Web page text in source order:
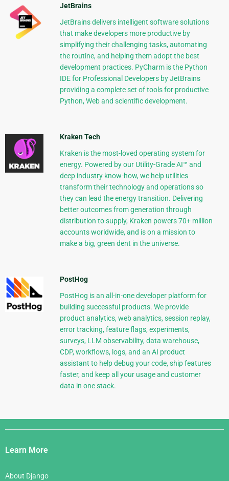
JetBrains
JetBrains delivers intelligent software solutions
that make developers more productive by
simplifying their challenging tasks, automating
the routine, and helping them adopt the best
development practices. PyCharm is the Python
IDE for Professional Developers by JetBrains
providing a complete set of tools for productive
Python, Web and scientific development.
Kraken Tech
Kraken is the most-loved operating system for
energy. Powered by our Utility-Grade AI™ and
deep industry know-how, we help utilities
transform their technology and operations so
they can lead the energy transition. Delivering
better outcomes from generation through
distribution to supply, Kraken powers 70+ million
accounts worldwide, and is on a mission to
make a big, green dent in the universe.
PostHog
PostHog is an all-in-one developer platform for
building successful products. We provide
product analytics, web analytics, session replay,
error tracking, feature flags, experiments,
surveys, LLM observability, data warehouse,
CDP, workflows, logs, and an AI product
assistant to help debug your code, ship features
faster, and keep all your usage and customer
data in one stack.
Django
Links
Learn More
About Django